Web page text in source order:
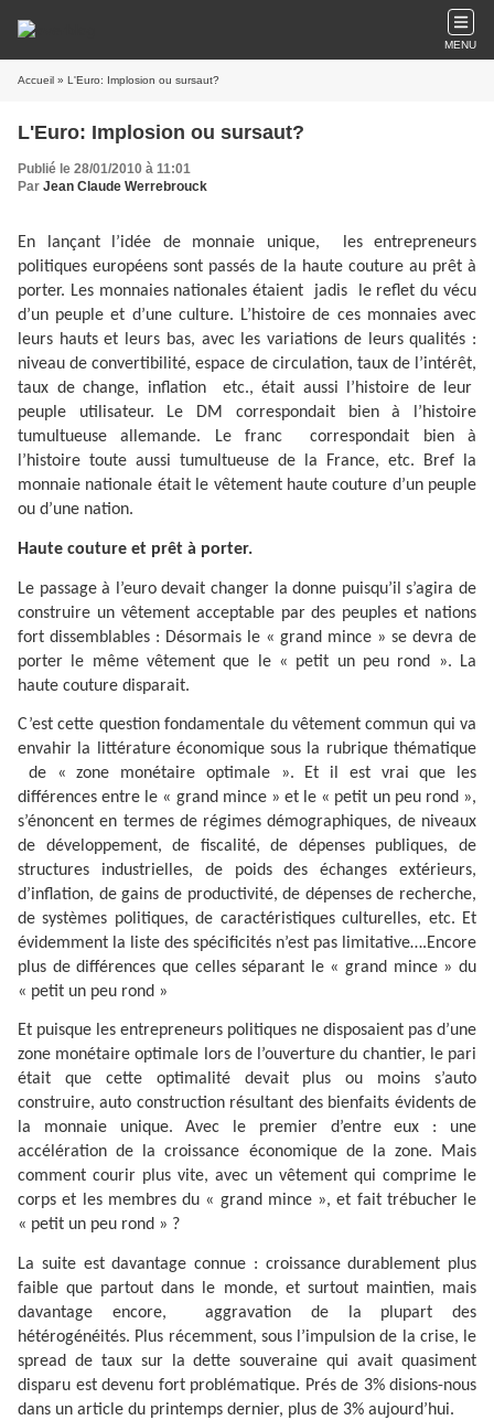
MENU
Accueil » L'Euro: Implosion ou sursaut?
L'Euro: Implosion ou sursaut?
Publié le 28/01/2010 à 11:01
Par Jean Claude Werrebrouck
En lançant l’idée de monnaie unique,
les entrepreneurs
politiques européens sont passés de la haute couture au prêt à
porter. Les monnaies nationales étaient
jadis
le reflet du vécu
d’un peuple et d’une culture. L’histoire de ces monnaies avec
leurs hauts et leurs bas, avec les variations de leurs qualités :
niveau de convertibilité, espace de circulation, taux de l’intérêt,
taux de change, inflation
etc., était aussi l’histoire de leur
peuple utilisateur. Le DM correspondait bien à l’histoire
tumultueuse allemande. Le franc
correspondait bien à
l’histoire toute aussi tumultueuse de la France, etc. Bref la
monnaie nationale était le vêtement haute couture d’un peuple
ou d’une nation.
Haute couture et prêt à porter.
Le passage à l’euro devait changer la donne puisqu’il s’agira de
construire un vêtement acceptable par des peuples et nations
fort dissemblables : Désormais le « grand mince » se devra de
porter le même vêtement que le « petit un peu rond ». La
haute couture disparait.
C’est cette question fondamentale du vêtement commun qui va
envahir la littérature économique sous la rubrique thématique
de « zone monétaire optimale ». Et il est vrai que les
différences entre le « grand mince » et le « petit un peu rond »,
s’énoncent en termes de régimes démographiques, de niveaux
de développement, de fiscalité, de dépenses publiques, de
structures industrielles, de poids des échanges extérieurs,
d’inflation, de gains de productivité, de dépenses de recherche,
de systèmes politiques, de caractéristiques culturelles, etc. Et
évidemment la liste des spécificités n’est pas limitative….Encore
plus de différences que celles séparant le « grand mince » du
« petit un peu rond »
Et puisque les entrepreneurs politiques ne disposaient pas d’une
zone monétaire optimale lors de l’ouverture du chantier, le pari
était que cette optimalité devait plus ou moins s’auto
construire, auto construction résultant des bienfaits évidents de
la monnaie unique. Avec le premier d’entre eux : une
accélération de la croissance économique de la zone. Mais
comment courir plus vite, avec un vêtement qui comprime le
corps et les membres du « grand mince », et fait trébucher le
« petit un peu rond » ?
La suite est davantage connue : croissance durablement plus
faible que partout dans le monde, et surtout maintien, mais
davantage encore,
aggravation de la plupart des
hétérogénéités. Plus récemment, sous l’impulsion de la crise, le
spread de taux sur la dette souveraine qui avait quasiment
disparu est devenu fort problématique. Prés de 3% disions-nous
dans un article du printemps dernier, plus de 3% aujourd’hui.